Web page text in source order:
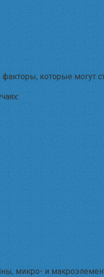
которые могут
микро- и